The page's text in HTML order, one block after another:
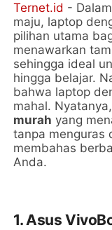
Ternet.id -
maju, laptop
pilihan utama
menawarkan
sehingga ideal
hingga belajar.
bahwa laptop
mahal.
murah yang
tanpa menguras
membahas
Anda.
1. Asus